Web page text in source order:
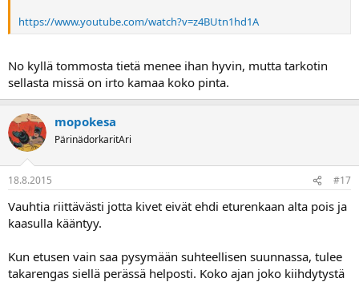
https://www.youtube.com/watch?v=z4BUtn1hd1A
No kyllä tommosta tietä menee ihan hyvin, mutta tarkotin
sellasta missä on irto kamaa koko pinta.
mopokesa
PärinädorkaritAri
18.8.2015 #17
Vauhtia riittävästi jotta kivet eivät ehdi eturenkaan alta pois ja
kaasulla kääntyy.
Kun etusen vain saa pysymään suhteellisen suunnassa, tulee
takarengas siellä perässä helposti. Koko ajan joko kiihdytystä